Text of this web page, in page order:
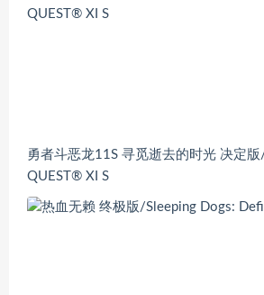
勇者斗恶龙11S 寻觅逝去的时光 决定版
QUEST® XI S